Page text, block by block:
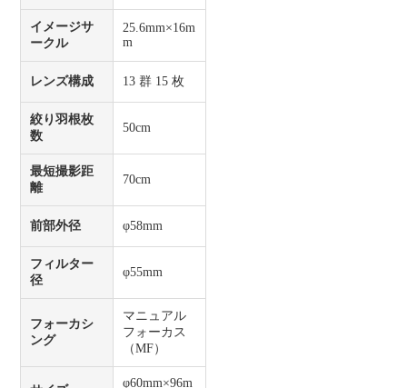
イメージサ
ークル
25.6mm×16m
m
レンズ構成 13 群 15 枚
絞り羽根枚
数
50cm
最短撮影距
離
70cm
前部外径 φ58mm
フィルター
径
φ55mm
フォーカシ
ング
マニュアル
フォーカス
（MF）
φ60mm×96m